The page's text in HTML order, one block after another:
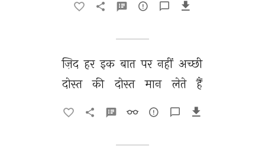
ज़िद हर इक बात पर नहीं अच्छी
दोस्त
की दोस्त मान लेते हैं